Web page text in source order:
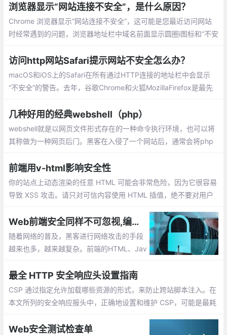
浏览器显示“网站连接不安全”，是什么原因？
Chrome 浏览器显示“网站连接不安全”，这可能是您最近访问网站
时经常遇到的问题，浏览器地址栏中域名前面显示圆圈i图标和“不安
的连接不安全”，这是怎么回事？
访问http网站Safari提示网站不安全怎么办？
macOS和iOS上的Safari在所有通过HTTP连接的地址栏中会显示
“不安全”的警告。去年，谷歌Chrome和火狐MozillaFirefox是最先
几种好用的经典webshell（php）
webshell就是以网页文件形式存在的一种命令执行环境，也可以将
其称做为一种网页后门。黑客在入侵了一个网站后，通常会将php
就可以使用浏览器来访问php后门
前端用v-html影响安全性
你的站点上动态渲染的任意 HTML 可能会非常危险，因为它很容易
导致 XSS 攻击。请只对可信内容使用 HTML 插值，绝不要对用户
Web前端安全同样不可忽视,编写前端代码时保持安全意识
随着网络的普及，黑客进行网络攻击的手段
越来也多，越来越复杂。前端的HTML、Jav
击者和开发者的战场，网站安全问题也开始
向前端倾斜。
最全 HTTP 安全响应头设置指南
CSP 通过指定允许加载哪些资源的形式，来防止跨站脚本注入。在
本文所列的安全响应报头中，正确地设置和维护 CSP，可能是最耗
地测试它
Web安全测试检查单